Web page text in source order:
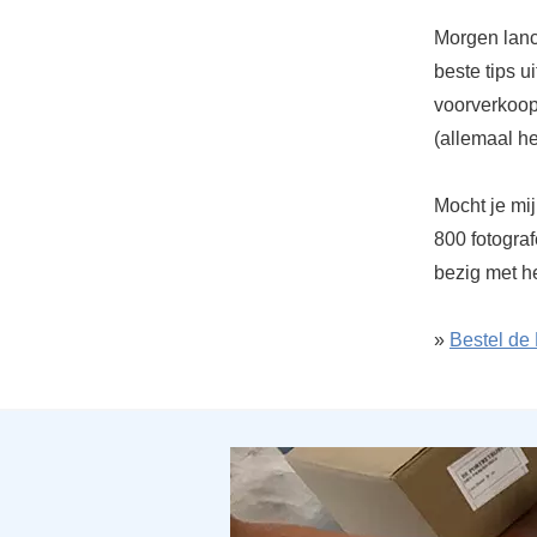
Morgen
beste tips
(allemaal
Mocht je
800
bezig met
» Bestel de